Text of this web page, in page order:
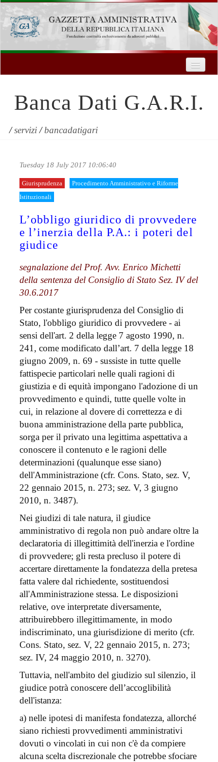
Formazione
Innovazione Tecnologica
Registrati
Banca Dati G.A.R.I.
/servizi/bancadatigari
Tuesday 18 July 2017 10:06:40
Giurisprudenza
Procedimento Amministrativo e Riforme
Istituzionali
L’obbligo giuridico di provvedere
e l’inerzia della P.A.: i poteri del
giudice
segnalazione del Prof. Avv. Enrico Michetti
della sentenza del Consiglio di Stato Sez. IV del
30.6.2017
Per costante giurisprudenza del Consiglio di
Stato, l'obbligo giuridico di provvedere - ai
sensi dell'art. 2 della legge 7 agosto 1990, n.
241, come modificato dall’art. 7 della legge 18
giugno 2009, n. 69 - sussiste in tutte quelle
fattispecie particolari nelle quali ragioni di
giustizia e di equità impongano l'adozione di un
provvedimento e quindi, tutte quelle volte in
cui, in relazione al dovere di correttezza e di
buona amministrazione della parte pubblica,
sorga per il privato una legittima aspettativa a
conoscere il contenuto e le ragioni delle
determinazioni (qualunque esse siano)
dell'Amministrazione (cfr. Cons. Stato, sez. V,
22 gennaio 2015, n. 273; sez. V, 3 giugno
2010, n. 3487).
Nei giudizi di tale natura, il giudice
amministrativo di regola non può andare oltre la
declaratoria di illegittimità dell'inerzia e l'ordine
di provvedere; gli resta precluso il potere di
accertare direttamente la fondatezza della pretesa
fatta valere dal richiedente, sostituendosi
all'Amministrazione stessa. Le disposizioni
relative, ove interpretate diversamente,
attribuirebbero illegittimamente, in modo
indiscriminato, una giurisdizione di merito (cfr.
Cons. Stato, sez. V, 22 gennaio 2015, n. 273;
sez. IV, 24 maggio 2010, n. 3270).
Tuttavia, nell'ambito del giudizio sul silenzio, il
giudice potrà conoscere dell’accoglibilità
dell'istanza:
a) nelle ipotesi di manifesta fondatezza, allorché
siano richiesti provvedimenti amministrativi
dovuti o vincolati in cui non c'è da compiere
alcuna scelta discrezionale che potrebbe sfociare